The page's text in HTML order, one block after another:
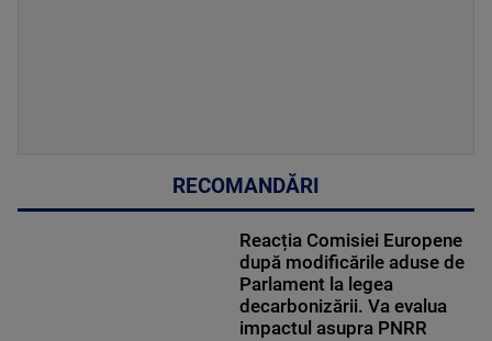
RECOMANDĂRI
Reacția Comisiei Europene
după modificările aduse de
Parlament la legea
decarbonizării. Va evalua
impactul asupra PNRR